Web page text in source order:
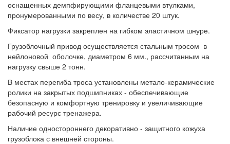
оснащенных демпфирующими фланцевыми втулками,
пронумерованными по весу, в количестве 20 штук.
Фиксатор нагрузки закреплен на гибком эластичном шнуре.
Грузоблочный привод осуществляется стальным тросом в
нейлоновой оболочке, диаметром 6 мм., рассчитанным на
нагрузку свыше 2 тонн.
В местах перегиба троса установлены метало-керамические
ролики на закрытых подшипниках - обеспечивающие
безопасную и комфортную тренировку и увеличивающие
рабочий ресурс тренажера.
Наличие одностороннего декоративно - защитного кожуха
грузоблока с внешней стороны.